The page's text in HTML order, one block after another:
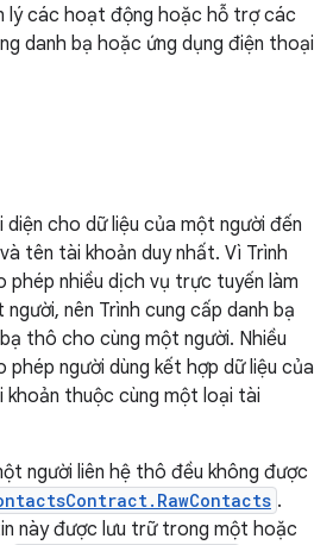
lý các hoạt động hoặc hỗ trợ các
danh bạ hoặc ứng dụng điện thoại
cho dữ liệu của một người đến
tên tài khoản duy nhất. Vì Trình
phép nhiều dịch vụ trực tuyến làm
nên Trình cung cấp danh bạ
thô cho cùng một người. Nhiều
người dùng kết hợp dữ liệu của
khoản thuộc cùng một loại tài
người liên hệ thô đều không được
.
này được lưu trữ trong một hoặc